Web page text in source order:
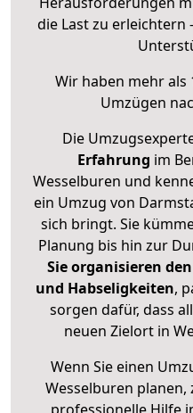
die Last zu erleichtern
Wir haben mehr als
Umzügen
Die
Erfahrung im
Wesselburen und
ein Umzug von
sich bringt. Sie
Planung bis hin zur
Sie organisieren
und Habseligkeiten,
sorgen dafür, dass
neuen Zielort in
Wenn Sie einen
Wesselburen